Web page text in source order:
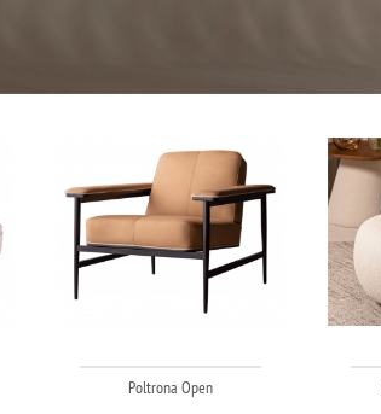
Poltrona Open